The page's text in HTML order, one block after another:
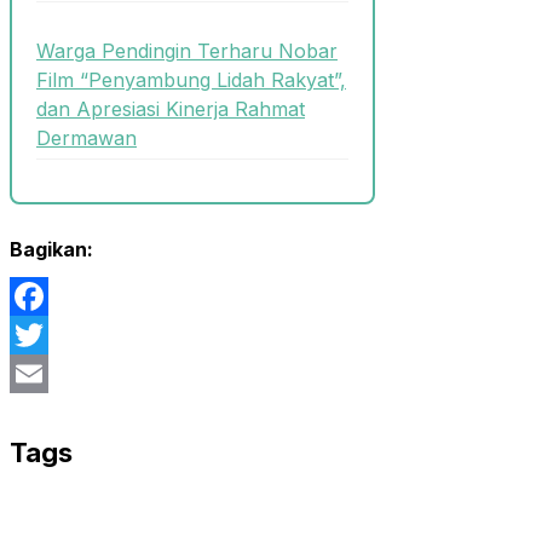
Warga Pendingin Terharu Nobar
Film “Penyambung Lidah Rakyat”,
dan Apresiasi Kinerja Rahmat
Dermawan
Bagikan:
Facebook
Twitter
Tags